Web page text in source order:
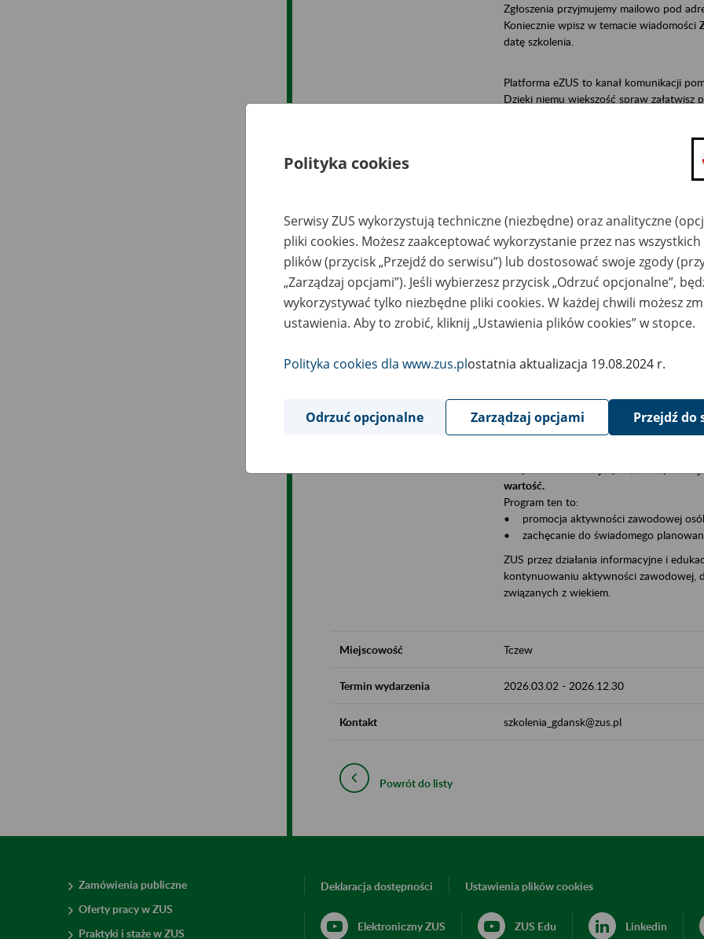
Zgłoszenia przyjmujemy mailowo pod
Koniecznie wpisz w temacie wiadomości
datę szkolenia.
Platforma eZUS to kanał komunikacji
Dzięki niemu większość spraw załatwisz
Jeśli jesteś osoba ubezpieczoną (np.
• możesz sprawdzić swoje dane na
Jeśli jesteś płatnikiem składek (np.
• możesz skorzystać z aplikacji
ubezpieczeń, wypełnisz i przekażesz
ZUS;
• możesz złożyć wniosek o wydanie
• masz dostęp do zwolnień lekarskich
Jeśli jesteś świadczeniobiorcą:
• masz dostęp m.in. do formularza PIT
do formularza PIT 40A, czyli rocznego
• możesz zarezerwować wizytę;
• możesz też złożyć wniosek o zmianę
Aktywni 50+ to inicjatywa, która
wartość.
Program ten to:
• promocja aktywności zawodowej
• zachęcanie do świadomego
ZUS przez działania informacyjne i
kontynuowaniu aktywności zawodowej,
związanych z wiekiem.
Miejscowość Tczew
Termin wydarzenia 2026.03.02 - 2026.12.30
Kontakt szkolenia_gdansk@zus.pl
Powrót do listy
Zamówienia publiczne
Oferty pracy w ZUS
Praktyki i staże w ZUS
Deklaracja dostępności Ustawienia plików cookies
Elektroniczny ZUS ZUS Edu Linkedin
Polityka cookies
Serwisy ZUS wykorzystują techniczne (niezbędne) oraz analityczne
pliki cookies. Możesz zaakceptować wykorzystanie przez nas
plików (przycisk „Przejdź do serwisu”) lub dostosować swoje zgody
„Zarządzaj opcjami”). Jeśli wybierzesz przycisk „Odrzuć opcjonalne”,
wykorzystywać tylko niezbędne pliki cookies. W każdej chwili możesz
ustawienia. Aby to zrobić, kliknij „Ustawienia plików cookies” w stopce.
Polityka cookies dla www.zus.plostatnia aktualizacja 19.08.2024 r.
Odrzuć opcjonalne Zarządzaj opcjami Przejdź do